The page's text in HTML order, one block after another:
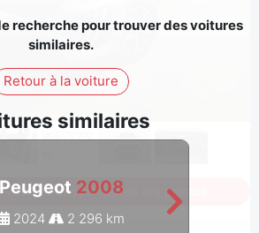
recherche pour trouver des voitures
similaires.
Retour à la voiture
similaires
Peugeot 2008
2024
2 296 km
vous pour voir toutes les photos